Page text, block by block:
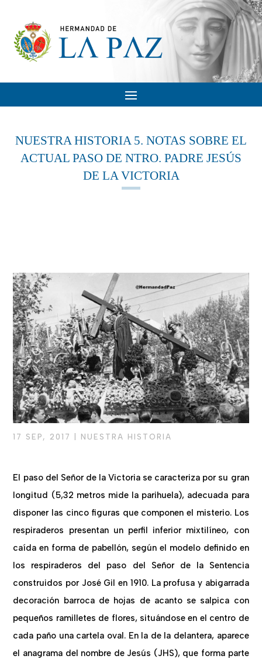
NUESTRA HISTORIA 5. NOTAS SOBRE EL
ACTUAL PASO DE NTRO. PADRE JESÚS
DE LA VICTORIA
17 SEP, 2017 NUESTRA HISTORIA
El paso del Señor de la Victoria se caracteriza por su gran
longitud (5,32 metros mide la parihuela), adecuada para
disponer las cinco figuras que componen el misterio. Los
respiraderos presentan un perfil inferior mixtilíneo, con
caída en forma de pabellón, según el modelo definido en
los respiraderos del paso del Señor de la Sentencia
construidos por José Gil en 1910. La profusa y abigarrada
decoración barroca de hojas de acanto se salpica con
pequeños ramilletes de flores, situándose en el centro de
cada paño una cartela oval. En la de la delantera, aparece
el anagrama del nombre de Jesús (JHS), que forma parte